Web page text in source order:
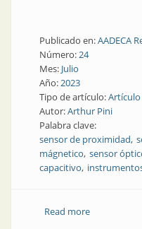
Publicado en:AADECA
Número:24
Mes: Julio
Año:2023
Tipo de artículo:
Autor:Arthur Pini
Palabra clave:
sensor de proximidad
mágnetico sensor
capacitivo
Read moreabout Tipos